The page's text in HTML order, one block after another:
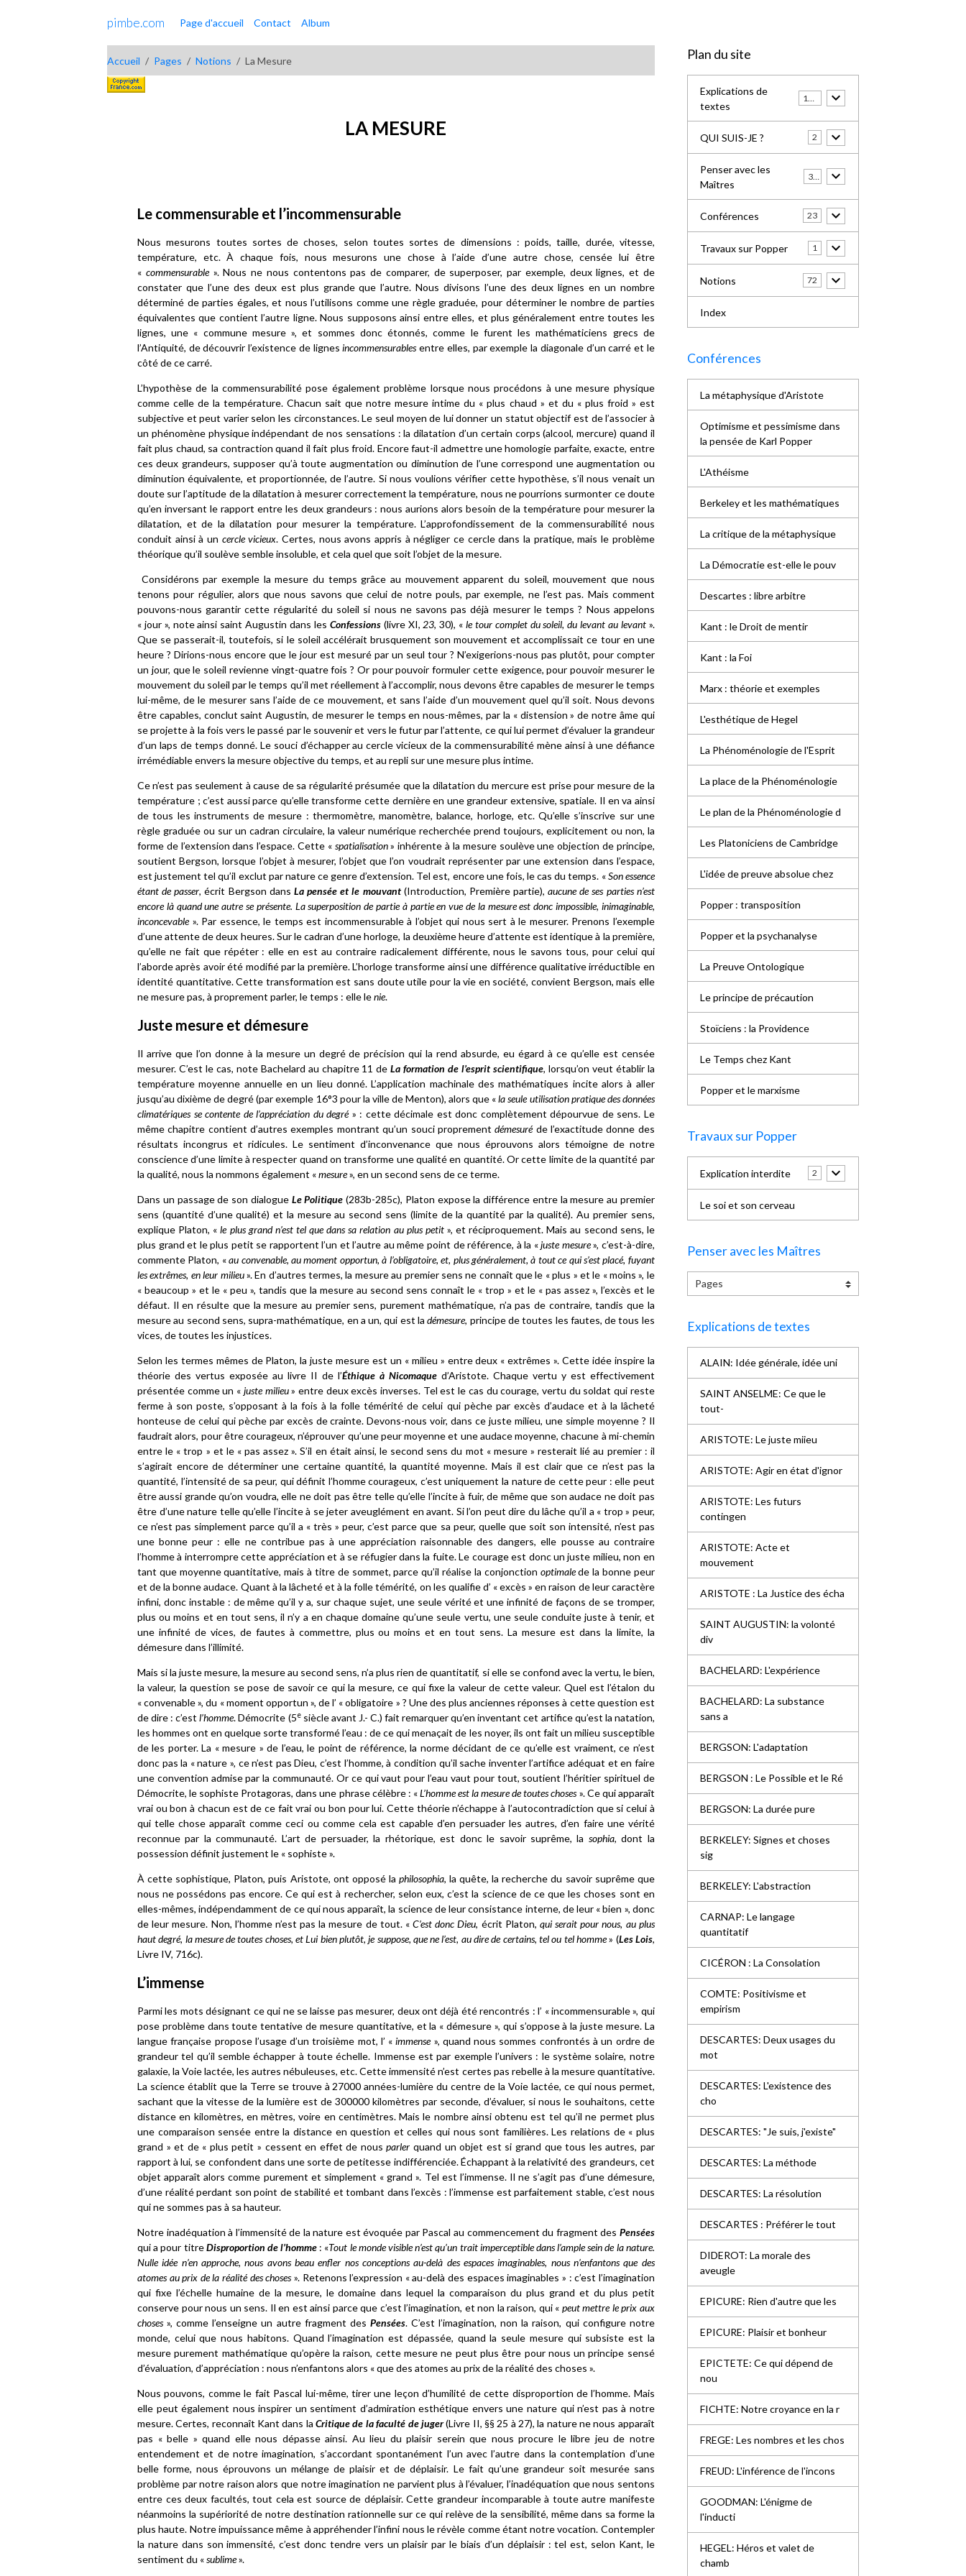
pimbe.com Page d'accueil Contact Album
Accueil Pages Notions La Mesure
LA MESURE
Le commensurable et l’incommensurable
Nous mesurons toutes sortes de choses, selon toutes sortes de dimensions : poids, taille, durée, vitesse,
température, etc. À chaque fois, nous mesurons une chose à l’aide d’une autre chose, censée lui être
« commensurable». Nous ne nous contentons pas de comparer, de superposer, par exemple, deux lignes, et de
constater que l’une des deux est plus grande que l’autre. Nous divisons l’une des deux lignes en un nombre
déterminé de parties égales, et nous l’utilisons comme une règle graduée, pour déterminer le nombre de parties
équivalentes que contient l’autre ligne. Nous supposons ainsi entre elles, et plus généralement entre toutes les
lignes, une « commune mesure », et sommes donc étonnés, comme le furent les mathématiciens grecs de
l’Antiquité, de découvrir l’existence de lignesincommensurablesentre elles, par exemple la diagonale d’un carré et le
côté de ce carré.
L’hypothèse de la commensurabilité pose également problème lorsque nous procédons à une mesure physique
comme celle de la température. Chacun sait que notre mesure intime du « plus chaud » et du « plus froid » est
subjective et peut varier selon les circonstances. Le seul moyen de lui donner un statut objectif est de l’associer à
un phénomène physique indépendant de nos sensations : la dilatation d’un certain corps (alcool, mercure) quand il
fait plus chaud, sa contraction quand il fait plus froid. Encore faut-il admettre une homologie parfaite, exacte, entre
ces deux grandeurs, supposer qu’à toute augmentation ou diminution de l’une correspond une augmentation ou
diminution équivalente, et proportionnée, de l’autre. Si nous voulions vérifier cette hypothèse, s’il nous venait un
doute sur l’aptitude de la dilatation à mesurer correctement la température, nous ne pourrions surmonter ce doute
qu’en inversant le rapport entre les deux grandeurs : nous aurions alors besoin de la température pour mesurer la
dilatation, et de la dilatation pour mesurer la température. L’approfondissement de la commensurabilité nous
conduit ainsi à un cercle vicieux. Certes, nous avons appris à négliger ce cercle dans la pratique, mais le problème
théorique qu’il soulève semble insoluble, et cela quel que soit l’objet de la mesure.
Considérons par exemple la mesure du temps grâce au mouvement apparent du soleil, mouvement que nous
tenons pour régulier, alors que nous savons que celui de notre pouls, par exemple, ne l’est pas. Mais comment
pouvons-nous garantir cette régularité du soleil si nous ne savons pas déjà mesurer le temps ? Nous appelons
« jour », note ainsi saint Augustin dans les Confessions(livre XI, 23, 30), «le tour complet du soleil, du levant au levant».
Que se passerait-il, toutefois, si le soleil accélérait brusquement son mouvement et accomplissait ce tour en une
heure ? Dirions-nous encore que le jour est mesuré par un seul tour ? N’exigerions-nous pas plutôt, pour compter
un jour, que le soleil revienne vingt-quatre fois ? Or pour pouvoir formuler cette exigence, pour pouvoir mesurer le
mouvement du soleil par le temps qu’il met réellement à l’accomplir, nous devons être capables de mesurer le temps
lui-même, de le mesurer sans l’aide de ce mouvement, et sans l’aide d’un mouvement quel qu’il soit. Nous devons
être capables, conclut saint Augustin, de mesurer le temps en nous-mêmes, par la « distension » de notre âme qui
se projette à la fois vers le passé par le souvenir et vers le futur par l’attente, ce qui lui permet d’évaluer la grandeur
d’un laps de temps donné. Le souci d’échapper au cercle vicieux de la commensurabilité mène ainsi à une défiance
irrémédiable envers la mesure objective du temps, et au repli sur une mesure plus intime.
Ce n’est pas seulement à cause de sa régularité présumée que la dilatation du mercure est prise pour mesure de la
température ; c’est aussi parce qu’elle transforme cette dernière en une grandeur extensive, spatiale. Il en va ainsi
de tous les instruments de mesure : thermomètre, manomètre, balance, horloge, etc. Qu’elle s’inscrive sur une
règle graduée ou sur un cadran circulaire, la valeur numérique recherchée prend toujours, explicitement ou non, la
forme de l’extension dans l’espace. Cette « spatialisation» inhérente à la mesure soulève une objection de principe,
soutient Bergson, lorsque l’objet à mesurer, l’objet que l’on voudrait représenter par une extension dans l’espace,
est justement tel qu’il exclut par nature ce genre d’extension. Tel est, encore une fois, le cas du temps. «Son essence
étant de passer, écrit Bergson dans La pensée et le mouvant(Introduction, Première partie),aucune de ses parties n’est
encore là quand une autre se présente. La superposition de partie à partie en vue de la mesure est donc impossible, inimaginable,
inconcevable». Par essence, le temps est incommensurable à l’objet qui nous sert à le mesurer. Prenons l’exemple
d’une attente de deux heures. Sur le cadran d’une horloge, la deuxième heure d’attente est identique à la première,
qu’elle ne fait que répéter : elle en est au contraire radicalement différente, nous le savons tous, pour celui qui
l’aborde après avoir été modifié par la première. L’horloge transforme ainsi une différence qualitative irréductible en
identité quantitative. Cette transformation est sans doute utile pour la vie en société, convient Bergson, mais elle
ne mesure pas, à proprement parler, le temps : elle lenie.
Juste mesure et démesure
Il arrive que l’on donne à la mesure un degré de précision qui la rend absurde, eu égard à ce qu’elle est censée
mesurer. C’est le cas, note Bachelard au chapitre 11 deLa formation de l’esprit scientifique, lorsqu’on veut établir la
température moyenne annuelle en un lieu donné. L’application machinale des mathématiques incite alors à aller
jusqu’au dixième de degré (par exemple 16°3 pour la ville de Menton), alors que «la seule utilisation pratique des données
climatériques se contente de l’appréciation du degré» : cette décimale est donc complètement dépourvue de sens. Le
même chapitre contient d’autres exemples montrant qu’un souci proprementdémesuréde l’exactitude donne des
résultats incongrus et ridicules. Le sentiment d’inconvenance que nous éprouvons alors témoigne de notre
conscience d’une limite à respecter quand on transforme une qualité en quantité. Or cette limite de la quantité par
la qualité, nous la nommons également «mesure», en un second sens de ce terme.
Dans un passage de son dialogue Le Politique (283b-285c), Platon expose la différence entre la mesure au premier
sens (quantité d’une qualité) et la mesure au second sens (limite de la quantité par la qualité). Au premier sens,
explique Platon, «le plus grand n’est tel que dans sa relation au plus petit», et réciproquement. Mais au second sens, le
plus grand et le plus petit se rapportent l’un et l’autre au même point de référence, à la «juste mesure», c’est-à-dire,
commente Platon, «au convenable, au moment opportun, à l’obligatoire, et, plus généralement, à tout ce qui s’est placé, fuyant
les extrêmes, en leur milieu». En d’autres termes, la mesure au premier sens ne connaît que le « plus » et le « moins », le
« beaucoup » et le « peu », tandis que la mesure au second sens connaît le « trop » et le « pas assez », l’excès et le
défaut. Il en résulte que la mesure au premier sens, purement mathématique, n’a pas de contraire, tandis que la
mesure au second sens, supra-mathématique, en a un, qui est ladémesure, principe de toutes les fautes, de tous les
vices, de toutes les injustices.
Selon les termes mêmes de Platon, la juste mesure est un « milieu » entre deux « extrêmes ». Cette idée inspire la
théorie des vertus exposée au livre II de l’Éthique à Nicomaqued’Aristote. Chaque vertu y est effectivement
présentée comme un « juste milieu» entre deux excès inverses. Tel est le cas du courage, vertu du soldat qui reste
ferme à son poste, s’opposant à la fois à la folle témérité de celui qui pèche par excès d’audace et à la lâcheté
honteuse de celui qui pèche par excès de crainte. Devons-nous voir, dans ce juste milieu, une simple moyenne ? Il
faudrait alors, pour être courageux, n’éprouver qu’une peur moyenne et une audace moyenne, chacune à mi-chemin
entre le « trop » et le « pas assez ». S’il en était ainsi, le second sens du mot « mesure » resterait lié au premier : il
s’agirait encore de déterminer une certaine quantité, la quantité moyenne. Mais il est clair que ce n’est pas la
quantité, l’intensité de sa peur, qui définit l’homme courageux, c’est uniquement la nature de cette peur : elle peut
être aussi grande qu’on voudra, elle ne doit pas être telle qu’elle l’incite à fuir, de même que son audace ne doit pas
être d’une nature telle qu’elle l’incite à se jeter aveuglément en avant. Si l’on peut dire du lâche qu’il a « trop » peur,
ce n’est pas simplement parce qu’il a « très » peur, c’est parce que sa peur, quelle que soit son intensité, n’est pas
une bonne peur : elle ne contribue pas à une appréciation raisonnable des dangers, elle pousse au contraire
l’homme à interrompre cette appréciation et à se réfugier dans la fuite. Le courage est donc un juste milieu, non en
tant que moyenne quantitative, mais à titre de sommet, parce qu’il réalise la conjonction optimalede la bonne peur
et de la bonne audace. Quant à la lâcheté et à la folle témérité, on les qualifie d’ « excès » en raison de leur caractère
infini, donc instable : de même qu’il y a, sur chaque sujet, une seule vérité et une infinité de façons de se tromper,
plus ou moins et en tout sens, il n’y a en chaque domaine qu’une seule vertu, une seule conduite juste à tenir, et
une infinité de vices, de fautes à commettre, plus ou moins et en tout sens. La mesure est dans la limite, la
démesure dans l’illimité.
Mais si la juste mesure, la mesure au second sens, n’a plus rien de quantitatif, si elle se confond avec la vertu, le bien,
la valeur, la question se pose de savoir ce qui la mesure, ce qui fixe la valeur de cette valeur. Quel est l’étalon du
« convenable », du « moment opportun », de l’ « obligatoire » ? Une des plus anciennes réponses à cette question est
de dire : c’estl’homme. Démocrite (5esiècle avant J.- C.) fait remarquer qu’en inventant cet artifice qu’est la natation,
les hommes ont en quelque sorte transformé l’eau : de ce qui menaçait de les noyer, ils ont fait un milieu susceptible
de les porter. La « mesure » de l’eau, le point de référence, la norme décidant de ce qu’elle est vraiment, ce n’est
donc pas la « nature », ce n’est pas Dieu, c’est l’homme, à condition qu’il sache inventer l’artifice adéquat et en faire
une convention admise par la communauté. Or ce qui vaut pour l’eau vaut pour tout, soutient l’héritier spirituel de
Démocrite, le sophiste Protagoras, dans une phrase célèbre : «L’homme est la mesure de toutes choses». Ce qui apparaît
vrai ou bon à chacun est de ce fait vrai ou bon pour lui. Cette théorie n’échappe à l’autocontradiction que si celui à
qui telle chose apparaît comme ceci ou comme cela est capable d’en persuader les autres, d’en faire une vérité
reconnue par la communauté. L’art de persuader, la rhétorique, est donc le savoir suprême, la sophia, dont la
possession définit justement le « sophiste ».
À cette sophistique, Platon, puis Aristote, ont opposé la philosophia, la quête, la recherche du savoir suprême que
nous ne possédons pas encore. Ce qui est à rechercher, selon eux, c’est la science de ce que les choses sont en
elles-mêmes, indépendamment de ce qui nous apparaît, la science de leur consistance interne, de leur « bien », donc
de leur mesure. Non, l’homme n’est pas la mesure de tout. «C’est donc Dieu, écrit Platon, qui serait pour nous, au plus
haut degré, la mesure de toutes choses, et Lui bien plutôt, je suppose, que ne l’est, au dire de certains, tel ou tel homme» (Les Lois,
Livre IV, 716c).
L’immense
Parmi les mots désignant ce qui ne se laisse pas mesurer, deux ont déjà été rencontrés : l’ « incommensurable », qui
pose problème dans toute tentative de mesure quantitative, et la « démesure », qui s’oppose à la juste mesure. La
langue française propose l’usage d’un troisième mot, l’ «immense», quand nous sommes confrontés à un ordre de
grandeur tel qu’il semble échapper à toute échelle. Immense est par exemple l’univers : le système solaire, notre
galaxie, la Voie lactée, les autres nébuleuses, etc. Cette immensité n’est certes pas rebelle à la mesure quantitative.
La science établit que la Terre se trouve à 27000 années-lumière du centre de la Voie lactée, ce qui nous permet,
sachant que la vitesse de la lumière est de 300000 kilomètres par seconde, d’évaluer, si nous le souhaitons, cette
distance en kilomètres, en mètres, voire en centimètres. Mais le nombre ainsi obtenu est tel qu’il ne permet plus
une comparaison sensée entre la distance en question et celles qui nous sont familières. Les relations de « plus
grand » et de « plus petit » cessent en effet de nousparler quand un objet est si grand que tous les autres, par
rapport à lui, se confondent dans une sorte de petitesse indifférenciée. Échappant à la relativité des grandeurs, cet
objet apparaît alors comme purement et simplement « grand ». Tel est l’immense. Il ne s’agit pas d’une démesure,
d’une réalité perdant son point de stabilité et tombant dans l’excès : l’immense est parfaitement stable, c’est nous
qui ne sommes pas à sa hauteur.
Notre inadéquation à l’immensité de la nature est évoquée par Pascal au commencement du fragment des Pensées
qui a pour titreDisproportion de l’homme : «Tout le monde visible n’est qu’un trait imperceptible dans l’ample sein de la nature.
Nulle idée n’en approche, nous avons beau enfler nos conceptions au-delà des espaces imaginables, nous n’enfantons que des
atomes au prix de la réalité des choses». Retenons l’expression « au-delà des espaces imaginables » : c’est l’imagination
qui fixe l’échelle humaine de la mesure, le domaine dans lequel la comparaison du plus grand et du plus petit
conserve pour nous un sens. Il en est ainsi parce que c’est l’imagination, et non la raison, qui « peut mettre le prix aux
choses», comme l’enseigne un autre fragment des Pensées. C’est l’imagination, non la raison, qui configure notre
monde, celui que nous habitons. Quand l’imagination est dépassée, quand la seule mesure qui subsiste est la
mesure purement mathématique qu’opère la raison, cette mesure ne peut plus être pour nous un principe sensé
d’évaluation, d’appréciation : nous n’enfantons alors « que des atomes au prix de la réalité des choses ».
Nous pouvons, comme le fait Pascal lui-même, tirer une leçon d’humilité de cette disproportion de l’homme. Mais
elle peut également nous inspirer un sentiment d’admiration esthétique envers une nature qui n’est pas à notre
mesure. Certes, reconnaît Kant dans laCritique de la faculté de juger(Livre II, §§ 25 à 27), la nature ne nous apparaît
pas « belle » quand elle nous dépasse ainsi. Au lieu du plaisir serein que nous procure le libre jeu de notre
entendement et de notre imagination, s’accordant spontanément l’un avec l’autre dans la contemplation d’une
belle forme, nous éprouvons un mélange de plaisir et de déplaisir. Le fait qu’une grandeur soit mesurée sans
problème par notre raison alors que notre imagination ne parvient plus à l’évaluer, l’inadéquation que nous sentons
entre ces deux facultés, tout cela est source de déplaisir. Cette grandeur incomparable à toute autre manifeste
néanmoins la supériorité de notre destination rationnelle sur ce qui relève de la sensibilité, même dans sa forme la
plus haute. Notre impuissance même à appréhender l’infini nous le révèle comme étant notre vocation. Contempler
la nature dans son immensité, c’est donc tendre vers un plaisir par le biais d’un déplaisir : tel est, selon Kant, le
sentiment du «sublime».
Plan du site
Explications de
textes
QUI SUIS-JE ? 2
Penser avec les
Maîtres
31
Conférences 23
Travaux sur Popper 1
Notions 72
Index
Conférences
La métaphysique d'Aristote
Optimisme et pessimisme dans
la pensée de Karl Popper
L'Athéisme
Berkeley et les mathématiques
La critique de la métaphysique
La Démocratie est-elle le pouv
Descartes : libre arbitre
Kant : le Droit de mentir
Kant : la Foi
Marx : théorie et exemples
L'esthétique de Hegel
La Phénoménologie de l'Esprit
La place de la Phénoménologie
Le plan de la Phénoménologie d
Les Platoniciens de Cambridge
L'idée de preuve absolue chez
Popper : transposition
Popper et la psychanalyse
La Preuve Ontologique
Le principe de précaution
Stoïciens : la Providence
Le Temps chez Kant
Popper et le marxisme
Travaux sur Popper
Explication interdite 2
Le soi et son cerveau
Penser avec les Maîtres
Explications de textes
ALAIN: Idée générale, idée uni
SAINT ANSELME: Ce que le
tout-
ARISTOTE: Le juste miieu
ARISTOTE: Agir en état d'ignor
ARISTOTE: Les futurs
contingen
ARISTOTE: Acte et
mouvement
ARISTOTE : La Justice des écha
SAINT AUGUSTIN: la volonté
div
BACHELARD: L'expérience
BACHELARD: La substance
sans a
BERGSON: L'adaptation
BERGSON : Le Possible et le Ré
BERGSON: La durée pure
BERKELEY: Signes et choses
sig
BERKELEY: L'abstraction
CARNAP: Le langage
quantitatif
CICÉRON : La Consolation
COMTE: Positivisme et
empirism
DESCARTES: Deux usages du
mot
DESCARTES: L'existence des
cho
DESCARTES: "Je suis, j'existe"
DESCARTES: La méthode
DESCARTES: La résolution
DESCARTES : Préférer le tout
DIDEROT: La morale des
aveugle
EPICURE: Rien d'autre que les
EPICURE: Plaisir et bonheur
EPICTETE: Ce qui dépend de
nou
FICHTE: Notre croyance en la r
FREGE: Les nombres et les chos
FREUD: L'inférence de l'incons
GOODMAN: L'énigme de
l'inducti
HEGEL: Héros et valet de
chamb